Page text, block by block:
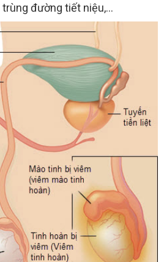
đường tiết niệu,…